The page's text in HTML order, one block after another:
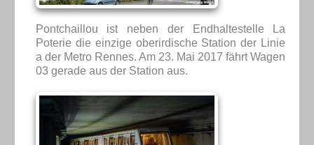
Pontchaillou ist neben der Endhaltestelle La
Poterie die einzige oberirdische Station der Linie
a der Metro Rennes. Am 23. Mai 2017 fährt Wagen
03 gerade aus der Station aus.